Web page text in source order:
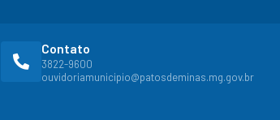
Contato
3822-9600
ouvidoriamunicipio@patosdeminas.mg.gov.br